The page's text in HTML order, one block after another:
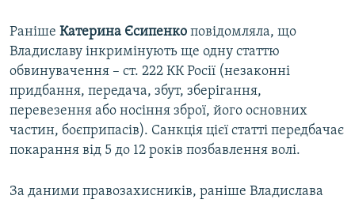
Раніше Катерина Єсипенко повідомляла, що
Владиславу інкримінують ще одну статтю
обвинувачення – ст. 222 КК Росії (незаконні
придбання, передача, збут, зберігання,
перевезення або носіння зброї, його основних
частин, боєприпасів). Санкція цієї статті передбачає
покарання від 5 до 12 років позбавлення волі.
За даними правозахисників, раніше Владислава